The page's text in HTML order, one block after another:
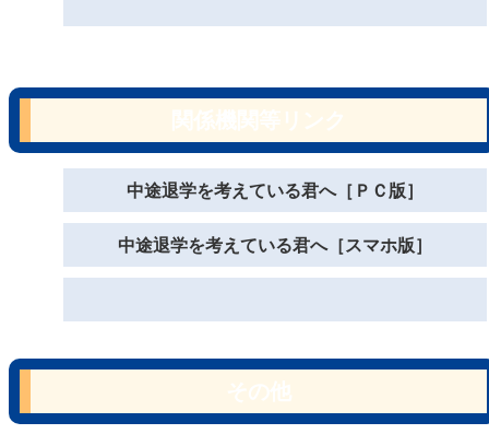
中途退学を考えている君へ［ＰＣ版］
中途退学を考えている君へ［スマホ版］